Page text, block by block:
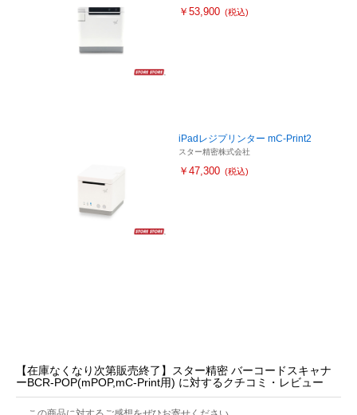
￥53,900 (税込)
iPadレジプリンター mC-Print2
スター精密株式会社
￥47,300 (税込)
【在庫なくなり次第販売終了】スター精密 バーコードスキャナ
ーBCR-POP(mPOP,mC-Print用) に対するクチコミ・レビュー